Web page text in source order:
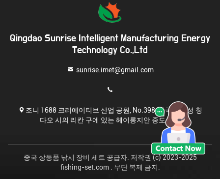
Qingdao Sunrise Intelligent Manufacturing Energy
Technology Co.,Ltd
sunrise.imet@gmail.com
조니 1688 크리에이티브 산업 공원, No.398, 중국 산둥성 칭
다오 시의 리칸 구에 있는 헤이롱지안 중도 도로
중국 상등품 낚시 장비 세트 공급자. 저작권 (c) 2023-2025
fishing-set.com . 무단 복제 금지.